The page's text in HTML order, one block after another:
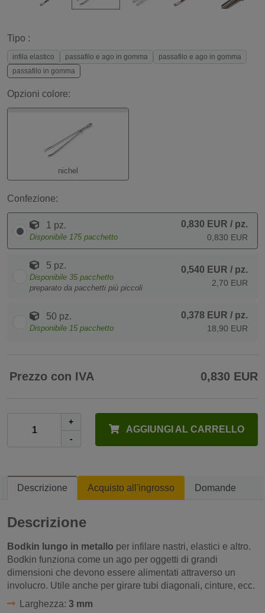
Tipo :
infila elastico passafilo e ago in gomma
passafilo e ago in gomma
passafilo in gomma
Opzioni colore:
nichel
Confezione:
1 pz.
Disponibile 175 pacchetto
0,830 EUR / pz.
0,830 EUR
5 pz.
Disponibile 35 pacchetto
preparato da pacchetti più piccoli
0,540 EUR / pz.
2,70 EUR
50 pz.
Disponibile 15 pacchetto
0,378 EUR / pz.
18,90 EUR
Prezzo con IVA 0,830 EUR
+
-
AGGIUNGI AL CARRELLO
Descrizione Acquisto all'ingrosso Domande
Descrizione
Bodkin lungo in metallo per infilare nastri, elastici e altro.
Bodkin funziona come un ago per oggetti di grandi
dimensioni che devono essere alimentati attraverso un
involucro. Utile anche per girare tubi diagonali, cinture, ecc.
Larghezza: 3 mm